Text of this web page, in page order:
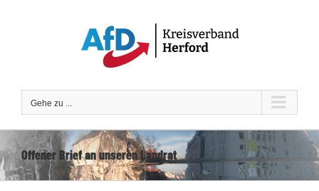
Gehe zu ...
Offener Brief an unseren Landrat